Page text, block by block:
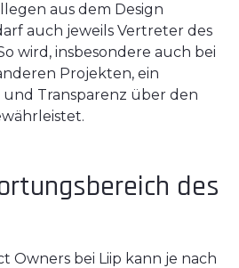
aus dem Design
auch jeweils Vertreter des
wird, insbesondere auch bei
Projekten, ein
Transparenz über den
des
Owners bei Liip kann je nach